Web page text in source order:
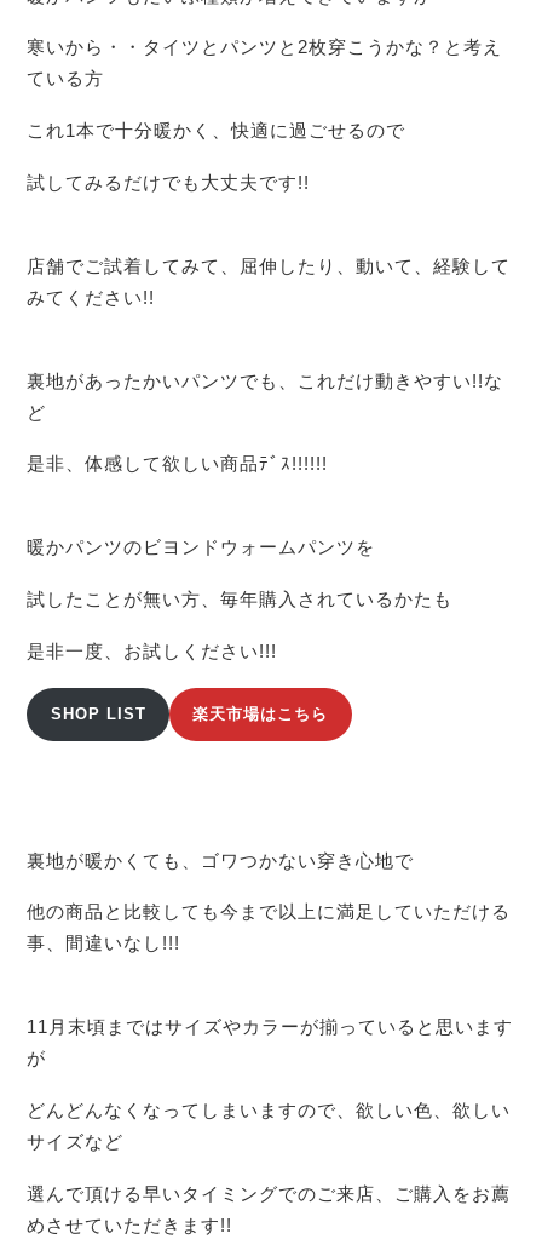
寒いから・・タイツとパンツと2枚穿こうかな？と考え
ている方
これ1本で十分暖かく、快適に過ごせるので
試してみるだけでも大丈夫です!!
店舗でご試着してみて、屈伸したり、動いて、経験して
みてください!!
裏地があったかいパンツでも、これだけ動きやすい!!な
ど
是非、体感して欲しい商品ﾃﾞｽ!!!!!!
暖かパンツのビヨンドウォームパンツを
試したことが無い方、毎年購入されているかたも
是非一度、お試しください!!!
SHOP LIST 楽天市場はこちら
裏地が暖かくても、ゴワつかない穿き心地で
他の商品と比較しても今まで以上に満足していただける
事、間違いなし!!!
11月末頃まではサイズやカラーが揃っていると思います
が
どんどんなくなってしまいますので、欲しい色、欲しい
サイズなど
選んで頂ける早いタイミングでのご来店、ご購入をお薦
めさせていただきます!!